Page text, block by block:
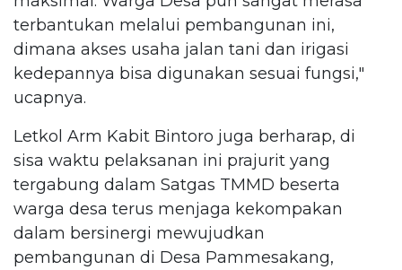
terbantukan melalui pembangunan ini,
dimana akses usaha jalan tani dan irigasi
kedepannya bisa digunakan sesuai fungsi,"
ucapnya.
Letkol Arm Kabit Bintoro juga berharap, di
sisa waktu pelaksanan ini prajurit yang
tergabung dalam Satgas TMMD beserta
warga desa terus menjaga kekompakan
dalam bersinergi mewujudkan
pembangunan di Desa Pammesakang,